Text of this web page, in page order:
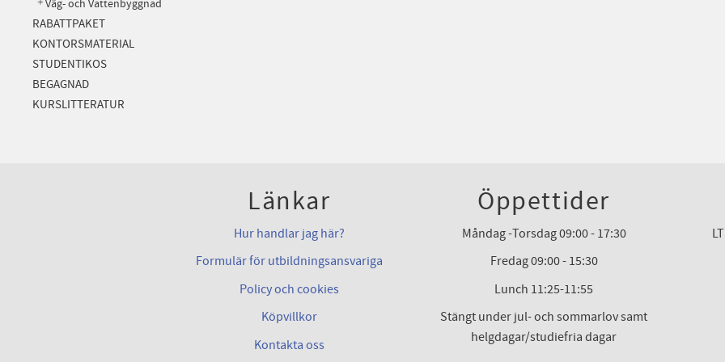
Väg- och Vattenbyggnad
RABATTPAKET
KONTORSMATERIAL
STUDENTIKOS
BEGAGNAD
KURSLITTERATUR
Länkar
Hur handlar jag här?
Formulär för utbildningsansvariga
Policy och cookies
Köpvillkor
Kontakta oss
Öppettider
Måndag -Torsdag 09:00 - 17:30
Fredag 09:00 - 15:30
Lunch 11:25-11:55
Stängt under jul- och sommarlov samt
helgdagar/studiefria dagar